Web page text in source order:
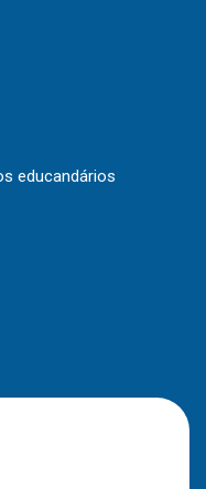
educandários